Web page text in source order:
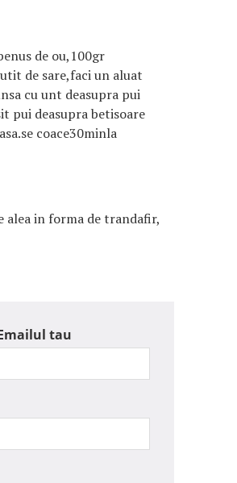
de ou,100gr
de sare,faci un aluat
cu unt deasupra pui
pui deasupra betisoare
coace30minla
alea in forma de trandafir,
tau